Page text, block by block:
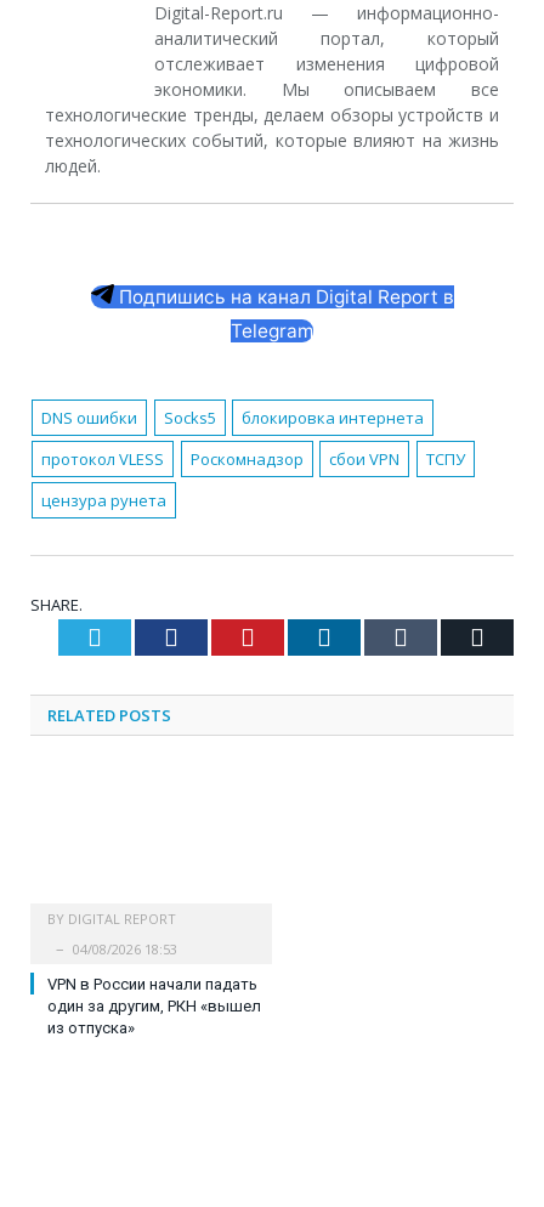
Digital-Report.ru — информационно-
аналитический портал, который
отслеживает изменения цифровой
экономики. Мы описываем все
технологические тренды, делаем обзоры устройств и
технологических событий, которые влияют на жизнь
людей.
Подпишись на канал Digital Report в
Telegram
DNS ошибки Socks5
блокировка интернета
протокол VLESS
Роскомнадзор сбои VPN
ТСПУ
цензура рунета
SHARE.
Twitter Facebook Pinterest LinkedIn Tumblr
RELATED POSTS
BY DIGITAL REPORT
04/08/2026 18:53
VPN в России начали падать
один за другим, РКН «вышел
из отпуска»